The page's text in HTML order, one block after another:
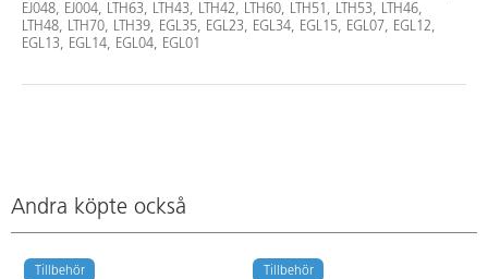
EJ048, EJ004, LTH63, LTH43, LTH42, LTH60, LTH51, LTH53, LTH46,
LTH48, LTH70, LTH39, EGL35, EGL23, EGL34, EGL15, EGL07, EGL12,
EGL13, EGL14, EGL04, EGL01
Andra köpte också
Tillbehör Tillbehör